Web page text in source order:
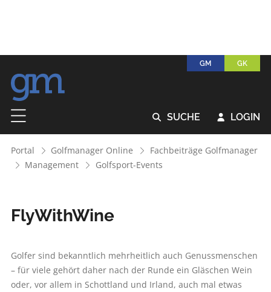
GM GK
 SUCHE  LOGIN
Portal Golfmanager Online
Fachbeiträge Golfmanager
Management
Golfsport-Events
FlyWithWine
Golfer sind bekanntlich mehrheitlich auch Genussmenschen
– für viele gehört daher nach der Runde ein Gläschen Wein
oder, vor allem in Schottland und Irland, auch mal etwas